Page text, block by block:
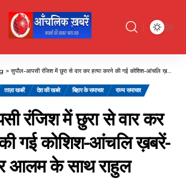
> सुपौल-आपसी रंजिश में छुरा से वार कर हत्या करने की गई कोशिश-आंचलि ख़बरें- नजीर आलम के साथ राहुल
ताज़ा खबरें देश की खबरे बिहार के समाचार राज्य समाचार
रंजिश में छुरा से वार कर
गई कोशिश-आंचलि ख़बरें-
आलम के साथ राहुल